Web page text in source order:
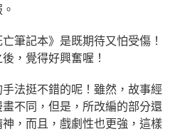
筆記本》是既期待又怕受傷！
，覺得好興奮喔！
法挺不錯的呢！雖然，故事經
不同，但是，所改編的部分還
，而且，戲劇性也更強，這樣